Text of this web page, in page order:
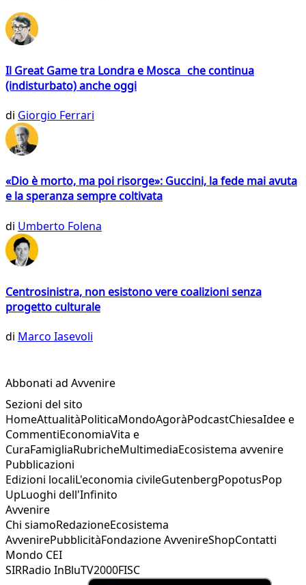
Il Great Game tra Londra e Mosca che continua
(indisturbato) anche oggi
di Giorgio Ferrari
«Dio è morto, ma poi risorge»: Guccini, la fede mai avuta
e la speranza sempre coltivata
di Umberto Folena
Centrosinistra, non esistono vere coalizioni senza
progetto culturale
di Marco Iasevoli
Abbonati ad Avvenire
Sezioni del sito
HomeAttualitàPoliticaMondoAgoràPodcastChiesaIdee e
CommentiEconomiaVita e
CuraFamigliaRubricheMultimediaEcosistema avvenire
Pubblicazioni
Edizioni localiL'economia civileGutenbergPopotusPop
UpLuoghi dell'Infinito
Avvenire
Chi siamoRedazioneEcosistema
AvvenirePubblicitàFondazione AvvenireShopContatti
Mondo CEI
SIRRadio InBluTV2000FISC